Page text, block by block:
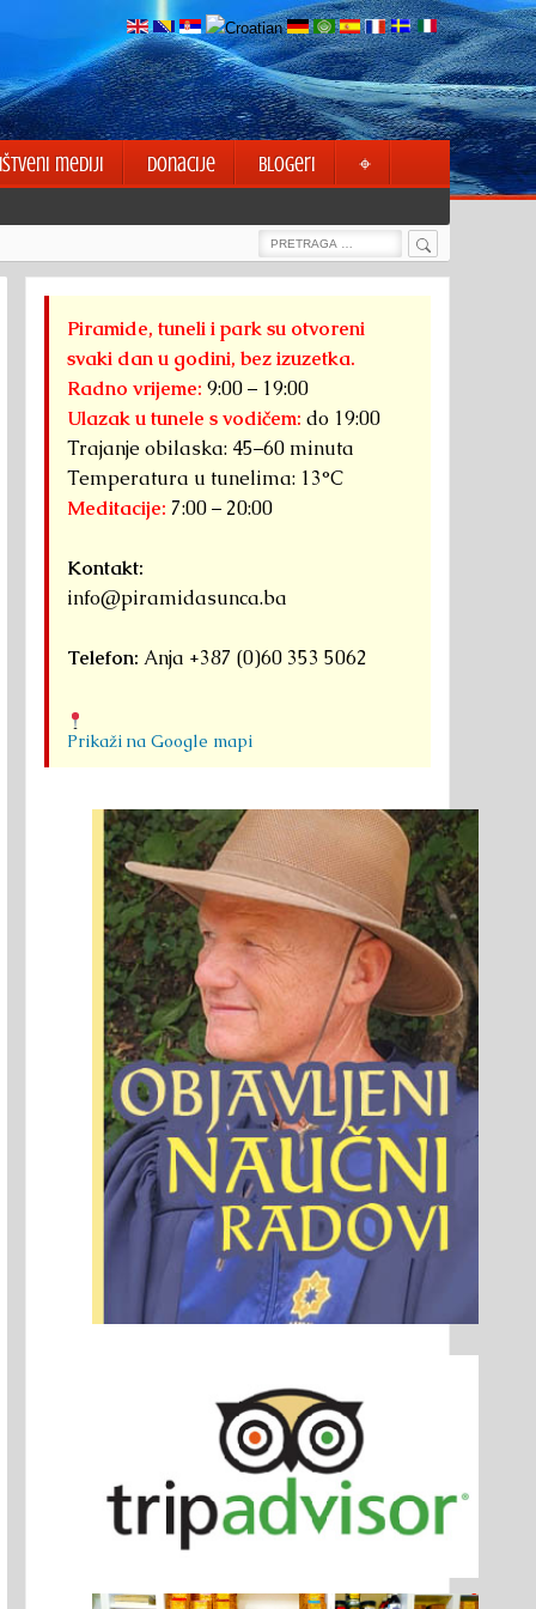
mediji Donacije Blogeri ⌖
Search
Search
Piramide, tuneli i park su otvoreni
svaki dan u godini, bez izuzetka.
Radno vrijeme: 9:00 – 19:00
Ulazak u tunele s vodičem: do 19:00
Trajanje obilaska: 45–60 minuta
Temperatura u tunelima: 13°C
Meditacije: 7:00 – 20:00
Kontakt:
info@piramidasunca.ba
Telefon: Anja +387 (0)60 353 5062
Prikaži na Google mapi